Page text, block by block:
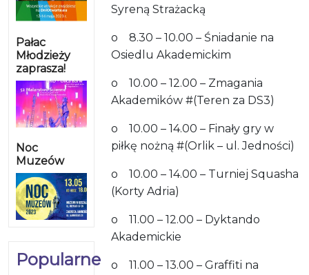
Pałac
Młodzieży
zaprasza!
Noc
Muzeów
Popularne
Syreną Strażacką
o 8.30 – 10.00 – Śniadanie na
Osiedlu Akademickim
o 10.00 – 12.00 – Zmagania
Akademików #(Teren za DS3)
o 10.00 – 14.00 – Finały gry w
piłkę nożną #(Orlik – ul. Jedności)
o 10.00 – 14.00 – Turniej Squasha
(Korty Adria)
o 11.00 – 12.00 – Dyktando
Akademickie
o 11.00 – 13.00 – Graffiti na